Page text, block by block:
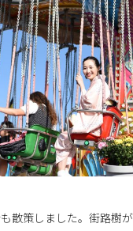
散策しました。街路樹